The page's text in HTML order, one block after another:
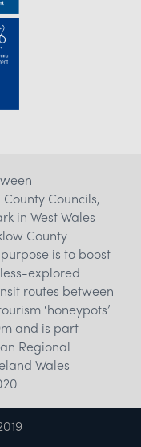
Councils,
in West Wales
County
is to boost
explored
routes between
‘honeypots’
and is part-
Regional
Wales